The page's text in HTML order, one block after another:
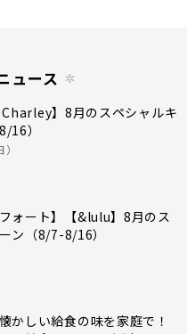
ュース
Charley】8月のスペシャルキ
16）
ォート】【&lulu】8月のス
ン（8/7-8/16）
かしい給食の味を家庭で！